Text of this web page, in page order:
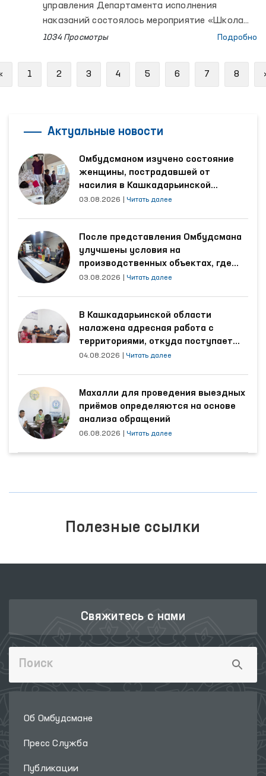
управления Департамента исполнения
наказаний состоялось мероприятие «Школа
Омбудсмана», направленное на продвижение
1034 Просмотры Подробно
Previous
1 2 3 4 5 6 7 8
Актуальные новости
Омбудсманом изучено состояние
женщины, пострадавшей от
насилия в Кашкадарьинской
области
03.08.2026 Читать далее
После представления Омбудсмана
улучшены условия на
производственных объектах, где
трудятся осуждённые
03.08.2026 Читать далее
В Кашкадарьинской области
налажена адресная работа с
территориями, откуда поступает
наибольшее количество обращений
04.08.2026 Читать далее
Махалли для проведения выездных
приёмов определяются на основе
анализа обращений
06.08.2026 Читать далее
Полезные ссылки
Свяжитесь с нами
Об Омбудсмане
Пресс Служба
Публикации